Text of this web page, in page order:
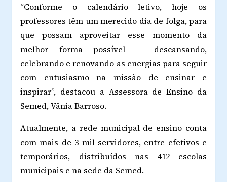
“Conforme o calendário letivo, hoje os
professores têm um merecido dia de folga, para
que possam aproveitar esse momento da
melhor forma possível — descansando,
celebrando e renovando as energias para seguir
com entusiasmo na missão de ensinar e
inspirar”, destacou a Assessora de Ensino da
Semed, Vânia Barroso.
Atualmente, a rede municipal de ensino conta
com mais de 3 mil servidores, entre efetivos e
temporários, distribuídos nas 412 escolas
municipais e na sede da Semed.